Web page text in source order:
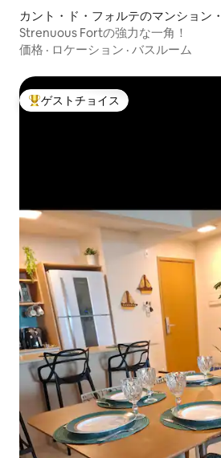
カント・ド・フォルテのマンション
Strenuous Fortの強力な一角！
価格 · ロケーション · バスルーム
大好評のゲストチョイスです。
ゲストチョイス